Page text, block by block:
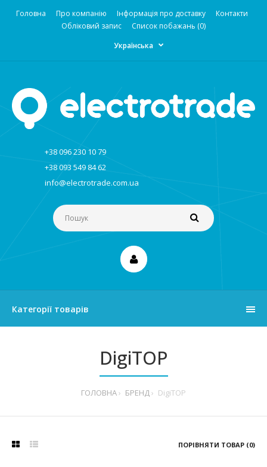
Головна Про компанію Інформація про доставку
Контакти
Обліковий запис
Список побажань (0)
Українська
+38 096 230 10 79
+38 093 549 84 62
info@electrotrade.com.ua
Категорії товарів
DigiTOP
ГОЛОВНА БРЕНД DigiTOP
ПОРІВНЯТИ ТОВАР (0)